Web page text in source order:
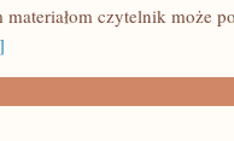
materiałom czytelnik może